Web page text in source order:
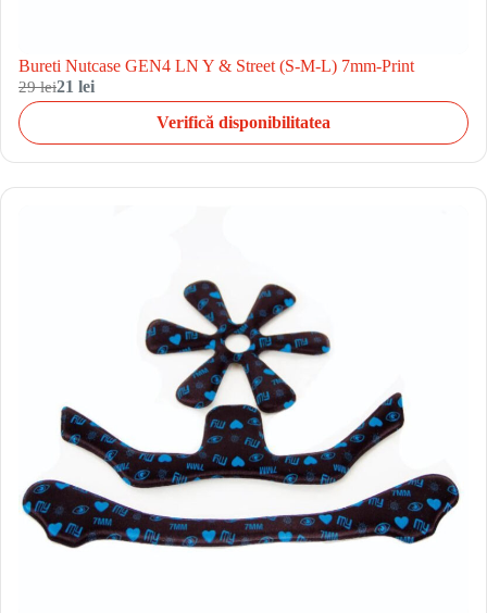
Bureti Nutcase GEN4 LN Y & Street (S-M-L) 7mm-Print
29 lei21 lei
Verifică disponibilitatea